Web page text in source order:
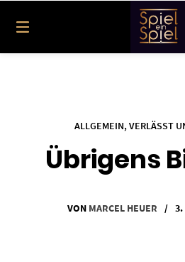
zum
Inhalt
ALLGEMEIN,VERLÄSST
Übrigens
VON MARCEL HEUER / 3.